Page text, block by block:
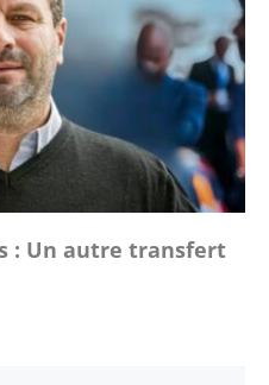
: Un autre transfert